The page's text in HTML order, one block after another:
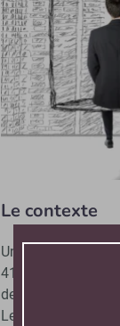
Le contexte
Un protocole
41,67 % et
deux sièges
Le syndicat CFDT